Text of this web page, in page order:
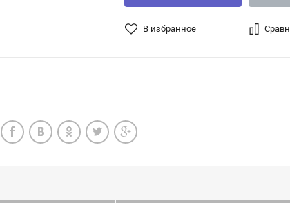
В избранное